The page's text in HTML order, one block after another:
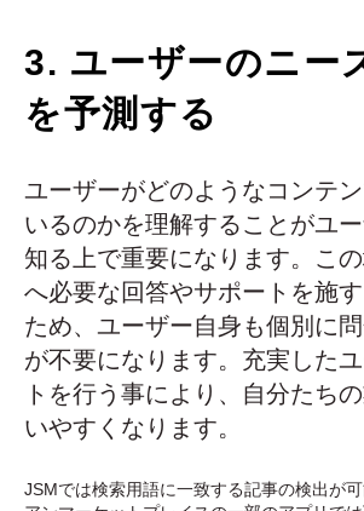
3. ユーザーのニー
を予測する
ユーザーがどのようなコンテ
いるのかを理解することがユ
知る上で重要になります。こ
へ必要な回答やサポートを施
ため、ユーザー自身も個別に
が不要になります。充実した
トを行う事により、自分たち
いやすくなります。
JSMでは検索用語に一致する記事の検出が